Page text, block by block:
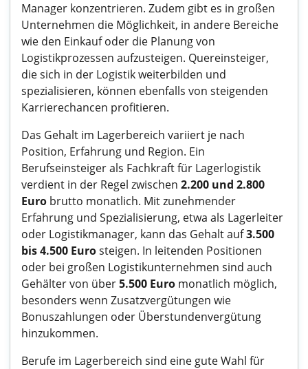
Manager konzentrieren. Zudem gibt es in großen
Unternehmen die Möglichkeit, in andere Bereiche
wie den Einkauf oder die Planung von
Logistikprozessen aufzusteigen. Quereinsteiger,
die sich in der Logistik weiterbilden und
spezialisieren, können ebenfalls von steigenden
Karrierechancen profitieren.
Das Gehalt im Lagerbereich variiert je nach
Position, Erfahrung und Region. Ein
Berufseinsteiger als Fachkraft für Lagerlogistik
verdient in der Regel zwischen 2.200 und 2.800
Euro brutto monatlich. Mit zunehmender
Erfahrung und Spezialisierung, etwa als Lagerleiter
oder Logistikmanager, kann das Gehalt auf3.500
bis 4.500 Eurosteigen. In leitenden Positionen
oder bei großen Logistikunternehmen sind auch
Gehälter von über5.500 Euro monatlich möglich,
besonders wenn Zusatzvergütungen wie
Bonuszahlungen oder Überstundenvergütung
hinzukommen.
Berufe im Lagerbereich sind eine gute Wahl für